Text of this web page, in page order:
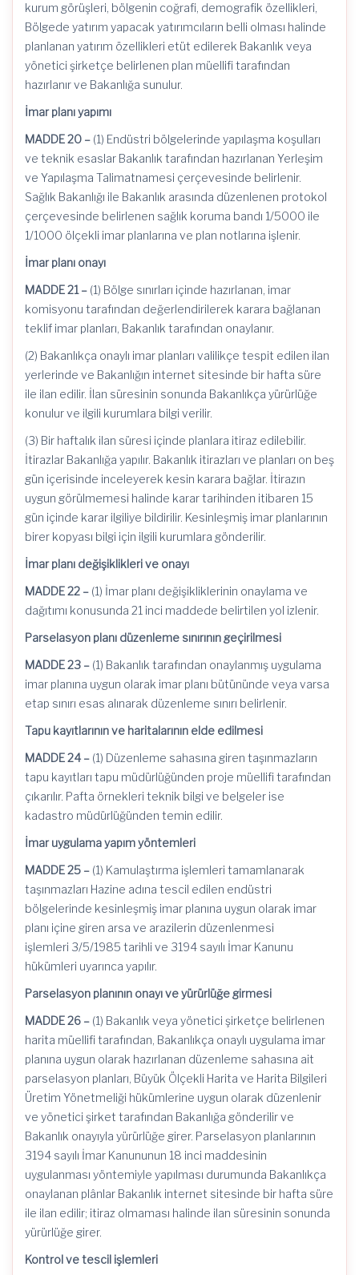
kurum görüşleri, bölgenin coğrafi, demografik özellikleri,
Bölgede yatırım yapacak yatırımcıların belli olması halinde
planlanan yatırım özellikleri etüt edilerek Bakanlık veya
yönetici şirketçe belirlenen plan müellifi tarafından
hazırlanır ve Bakanlığa sunulur.
İmar planı yapımı
MADDE 20 – (1) Endüstri bölgelerinde yapılaşma koşulları
ve teknik esaslar Bakanlık tarafından hazırlanan Yerleşim
ve Yapılaşma Talimatnamesi çerçevesinde belirlenir.
Sağlık Bakanlığı ile Bakanlık arasında düzenlenen protokol
çerçevesinde belirlenen sağlık koruma bandı 1/5000 ile
1/1000 ölçekli imar planlarına ve plan notlarına işlenir.
İmar planı onayı
MADDE 21 – (1) Bölge sınırları içinde hazırlanan, imar
komisyonu tarafından değerlendirilerek karara bağlanan
teklif imar planları, Bakanlık tarafından onaylanır.
(2) Bakanlıkça onaylı imar planları valilikçe tespit edilen ilan
yerlerinde ve Bakanlığın internet sitesinde bir hafta süre
ile ilan edilir. İlan süresinin sonunda Bakanlıkça yürürlüğe
konulur ve ilgili kurumlara bilgi verilir.
(3) Bir haftalık ilan süresi içinde planlara itiraz edilebilir.
İtirazlar Bakanlığa yapılır. Bakanlık itirazları ve planları on beş
gün içerisinde inceleyerek kesin karara bağlar. İtirazın
uygun görülmemesi halinde karar tarihinden itibaren 15
gün içinde karar ilgiliye bildirilir. Kesinleşmiş imar planlarının
birer kopyası bilgi için ilgili kurumlara gönderilir.
İmar planı değişiklikleri ve onayı
MADDE 22 – (1) İmar planı değişikliklerinin onaylama ve
dağıtımı konusunda 21 inci maddede belirtilen yol izlenir.
Parselasyon planı düzenleme sınırının geçirilmesi
MADDE 23 – (1) Bakanlık tarafından onaylanmış uygulama
imar planına uygun olarak imar planı bütününde veya varsa
etap sınırı esas alınarak düzenleme sınırı belirlenir.
Tapu kayıtlarının ve haritalarının elde edilmesi
MADDE 24 – (1) Düzenleme sahasına giren taşınmazların
tapu kayıtları tapu müdürlüğünden proje müellifi tarafından
çıkarılır. Pafta örnekleri teknik bilgi ve belgeler ise
kadastro müdürlüğünden temin edilir.
İmar uygulama yapım yöntemleri
MADDE 25 – (1) Kamulaştırma işlemleri tamamlanarak
taşınmazları Hazine adına tescil edilen endüstri
bölgelerinde kesinleşmiş imar planına uygun olarak imar
planı içine giren arsa ve arazilerin düzenlenmesi
işlemleri 3/5/1985 tarihli ve 3194 sayılı İmar Kanunu
hükümleri uyarınca yapılır.
Parselasyon planının onayı ve yürürlüğe girmesi
MADDE 26 – (1) Bakanlık veya yönetici şirketçe belirlenen
harita müellifi tarafından, Bakanlıkça onaylı uygulama imar
planına uygun olarak hazırlanan düzenleme sahasına ait
parselasyon planları, Büyük Ölçekli Harita ve Harita Bilgileri
Üretim Yönetmeliği hükümlerine uygun olarak düzenlenir
ve yönetici şirket tarafından Bakanlığa gönderilir ve
Bakanlık onayıyla yürürlüğe girer. Parselasyon planlarının
3194 sayılı İmar Kanununun 18 inci maddesinin
uygulanması yöntemiyle yapılması durumunda Bakanlıkça
onaylanan plânlar Bakanlık internet sitesinde bir hafta süre
ile ilan edilir; itiraz olmaması halinde ilan süresinin sonunda
yürürlüğe girer.
Kontrol ve tescil işlemleri